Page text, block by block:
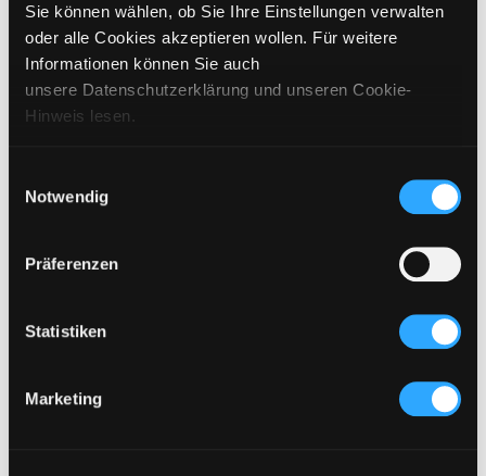
Sie können wählen, ob Sie Ihre Einstellungen verwalten
oder alle Cookies akzeptieren wollen. Für weitere
Informationen können Sie auch
unsere Datenschutzerklärung und unseren Cookie-
Hinweis lesen.
Notwendig
Präferenzen
Statistiken
Marketing
BITTE WÄHLEN SIE EINE GRÖSSE AUS
IN DEN WARENKORB
GRÖSSENANGABEN
PFLEGEHINWEISE